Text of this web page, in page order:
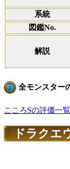
系統
図鑑No.
解説
全モンスター
こころSの評価一覧
ドラクエ